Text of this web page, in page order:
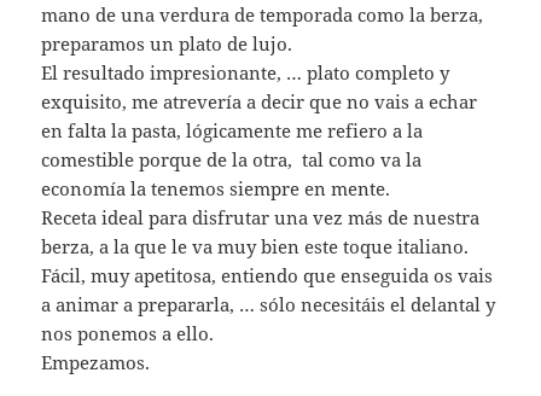
mano de una verdura de temporada como la berza,
preparamos un plato de lujo.
El resultado impresionante, … plato completo y
exquisito, me atrevería a decir que no vais a echar
en falta la pasta, lógicamente me refiero a la
comestible porque de la otra, tal como va la
economía la tenemos siempre en mente.
Receta ideal para disfrutar una vez más de nuestra
berza, a la que le va muy bien este toque italiano.
Fácil, muy apetitosa, entiendo que enseguida os vais
a animar a prepararla, … sólo necesitáis el delantal y
nos ponemos a ello.
Empezamos.